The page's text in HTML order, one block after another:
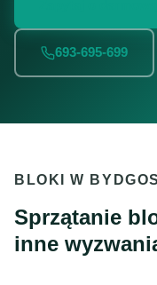
693-695-699
BLOKI W
Sprzątanie
inne